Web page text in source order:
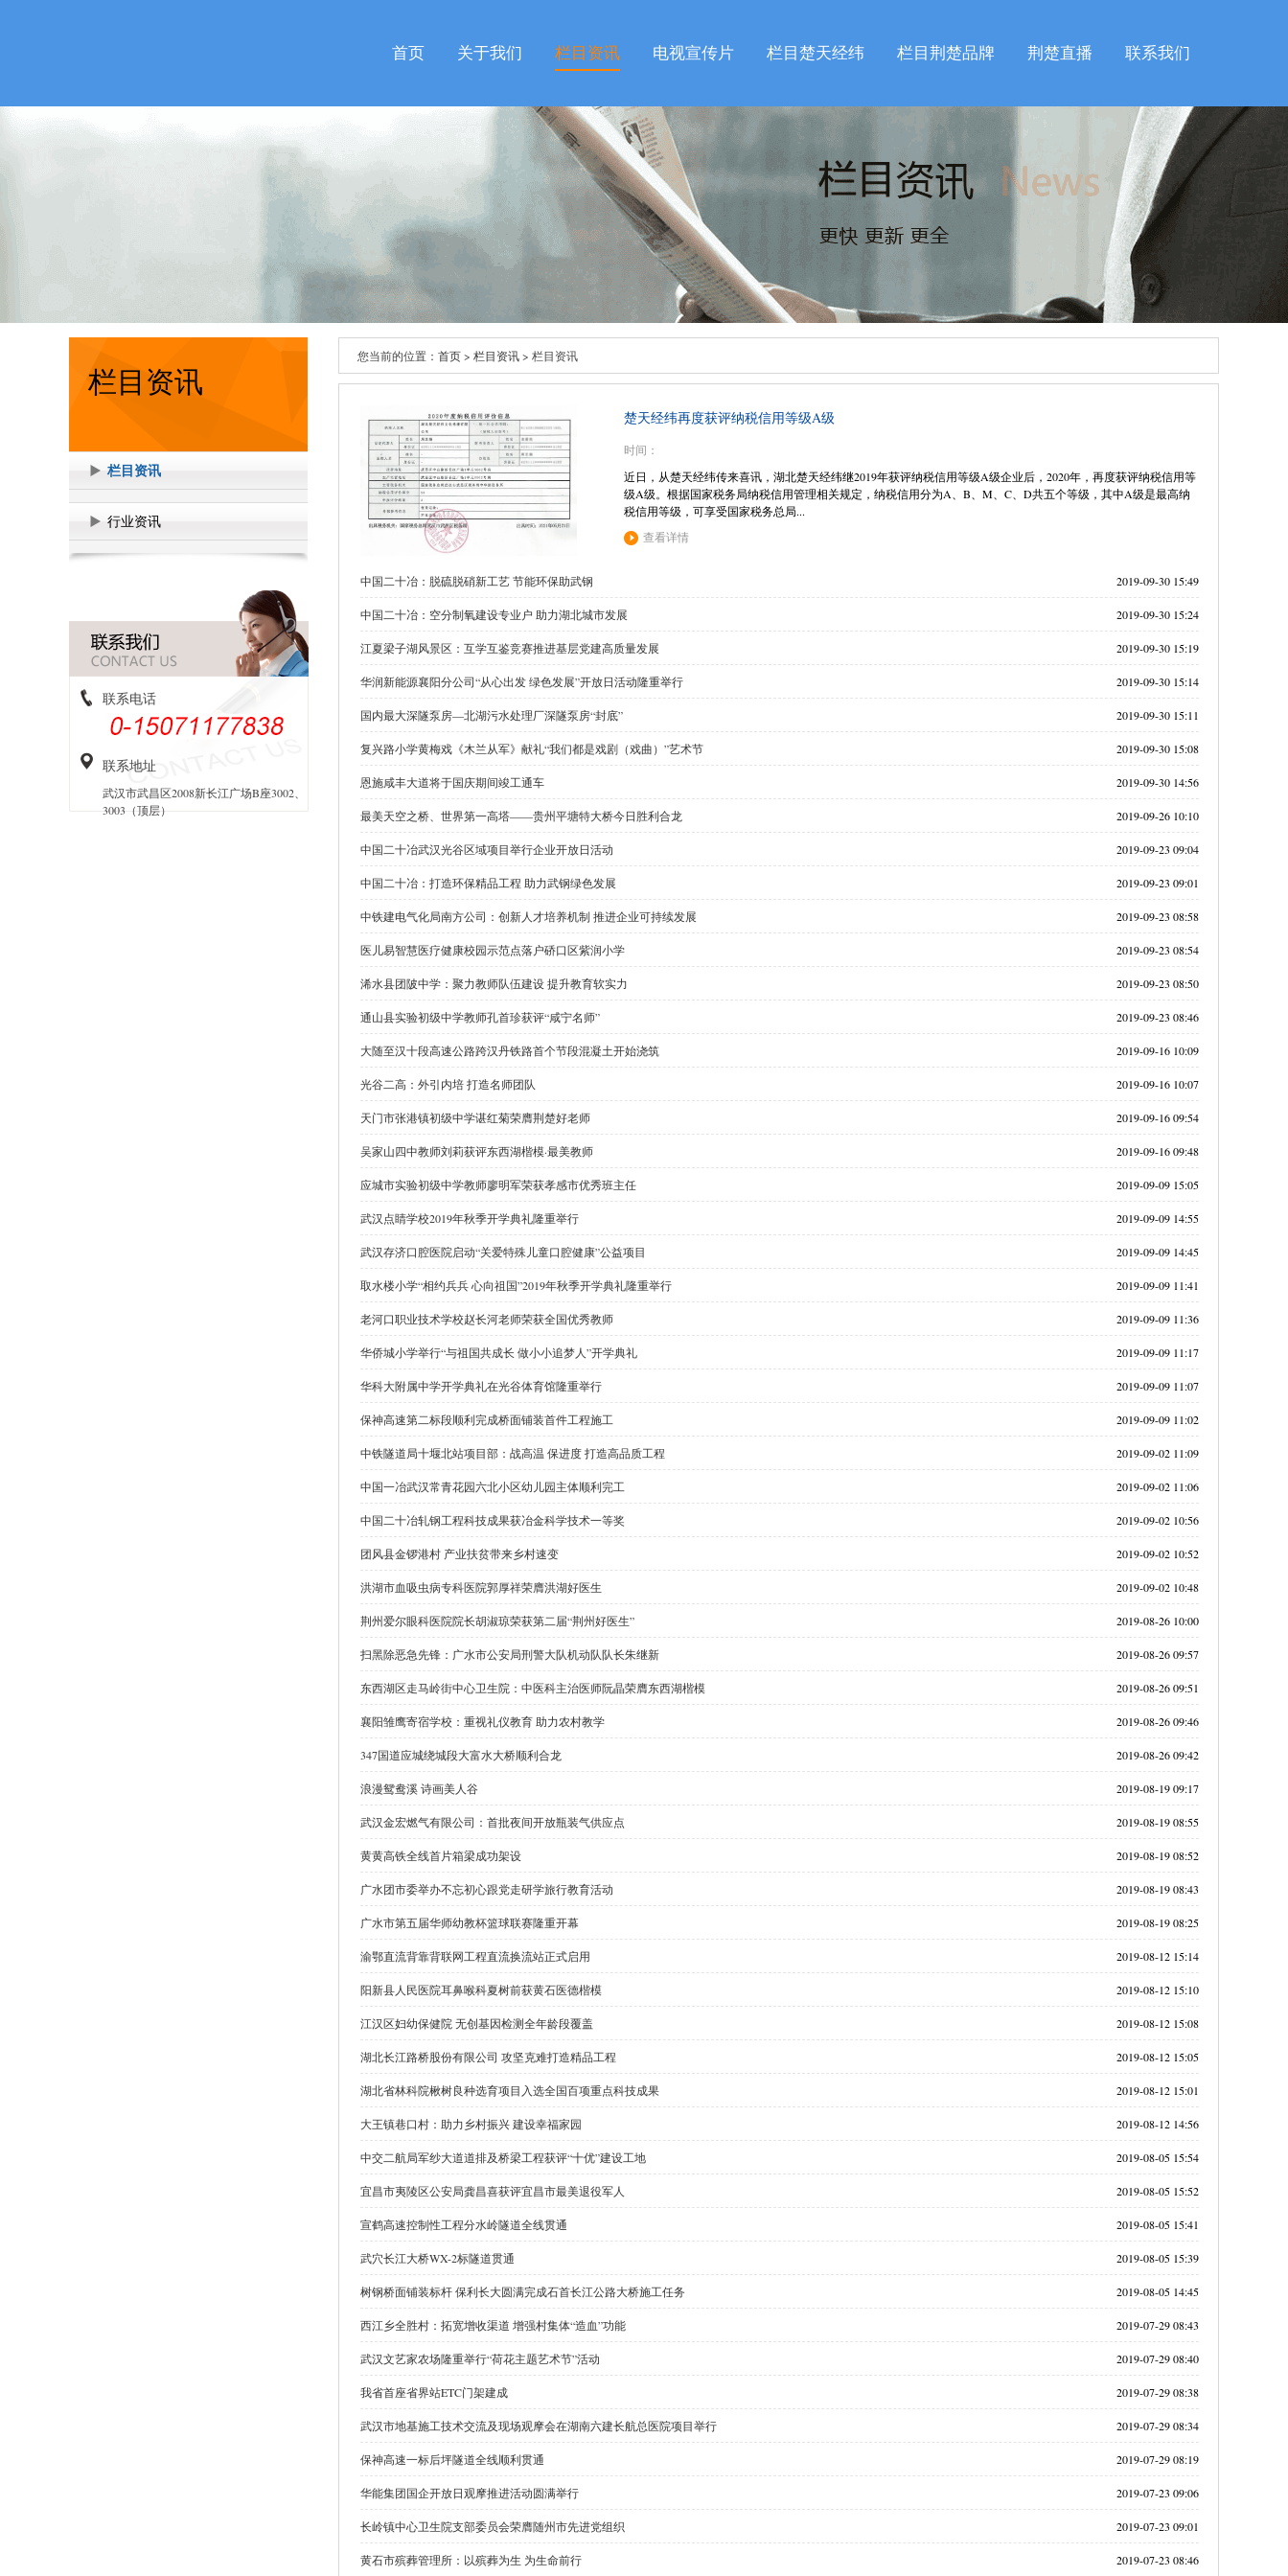
首页 关于我们 栏目资讯 电视宣传片 栏目楚天经纬 栏目荆楚品牌 荆楚直播 联系我们
栏目资讯
栏目资讯
行业资讯
联系电话
联系地址
武汉市武昌区2008新长江广场B座3002、
3003（顶层）
您当前的位置： 首页> 栏目资讯> 栏目资讯
楚天经纬再度获评纳税信用等级A级
时间：
近日，从楚天经纬传来喜讯，湖北楚天经纬继2019年获评纳税信用等级A级企业后，2020年，再度获评纳税信用等
级A级。根据国家税务局纳税信用管理相关规定，纳税信用分为A、B、M、C、D共五个等级，其中A级是最高纳
税信用等级，可享受国家税务总局...
查看详情
中国二十冶：脱硫脱硝新工艺 节能环保助武钢 2019-09-30 15:49
中国二十冶：空分制氧建设专业户 助力湖北城市发展 2019-09-30 15:24
江夏梁子湖风景区：互学互鉴竞赛推进基层党建高质量发展 2019-09-30 15:19
华润新能源襄阳分公司“从心出发 绿色发展”开放日活动隆重举行 2019-09-30 15:14
国内最大深隧泵房—北湖污水处理厂深隧泵房“封底” 2019-09-30 15:11
复兴路小学黄梅戏《木兰从军》献礼“我们都是戏剧（戏曲）”艺术节 2019-09-30 15:08
恩施咸丰大道将于国庆期间竣工通车 2019-09-30 14:56
最美天空之桥、世界第一高塔——贵州平塘特大桥今日胜利合龙 2019-09-26 10:10
中国二十冶武汉光谷区域项目举行企业开放日活动 2019-09-23 09:04
中国二十冶：打造环保精品工程 助力武钢绿色发展 2019-09-23 09:01
中铁建电气化局南方公司：创新人才培养机制 推进企业可持续发展 2019-09-23 08:58
医儿易智慧医疗健康校园示范点落户硚口区紫润小学 2019-09-23 08:54
浠水县团陂中学：聚力教师队伍建设 提升教育软实力 2019-09-23 08:50
通山县实验初级中学教师孔首珍获评“咸宁名师” 2019-09-23 08:46
大随至汉十段高速公路跨汉丹铁路首个节段混凝土开始浇筑 2019-09-16 10:09
光谷二高：外引内培 打造名师团队 2019-09-16 10:07
天门市张港镇初级中学谌红菊荣膺荆楚好老师 2019-09-16 09:54
吴家山四中教师刘莉获评东西湖楷模·最美教师 2019-09-16 09:48
应城市实验初级中学教师廖明军荣获孝感市优秀班主任 2019-09-09 15:05
武汉点睛学校2019年秋季开学典礼隆重举行 2019-09-09 14:55
武汉存济口腔医院启动“关爱特殊儿童口腔健康”公益项目 2019-09-09 14:45
取水楼小学“相约兵兵 心向祖国”2019年秋季开学典礼隆重举行 2019-09-09 11:41
老河口职业技术学校赵长河老师荣获全国优秀教师 2019-09-09 11:36
华侨城小学举行“与祖国共成长 做小小追梦人”开学典礼 2019-09-09 11:17
华科大附属中学开学典礼在光谷体育馆隆重举行 2019-09-09 11:07
保神高速第二标段顺利完成桥面铺装首件工程施工 2019-09-09 11:02
中铁隧道局十堰北站项目部：战高温 保进度 打造高品质工程 2019-09-02 11:09
中国一冶武汉常青花园六北小区幼儿园主体顺利完工 2019-09-02 11:06
中国二十冶轧钢工程科技成果获冶金科学技术一等奖 2019-09-02 10:56
团风县金锣港村 产业扶贫带来乡村速变 2019-09-02 10:52
洪湖市血吸虫病专科医院郭厚祥荣膺洪湖好医生 2019-09-02 10:48
荆州爱尔眼科医院院长胡淑琼荣获第二届“荆州好医生” 2019-08-26 10:00
扫黑除恶急先锋：广水市公安局刑警大队机动队队长朱继新 2019-08-26 09:57
东西湖区走马岭街中心卫生院：中医科主治医师阮晶荣膺东西湖楷模 2019-08-26 09:51
襄阳雏鹰寄宿学校：重视礼仪教育 助力农村教学 2019-08-26 09:46
347国道应城绕城段大富水大桥顺利合龙 2019-08-26 09:42
浪漫鸳鸯溪 诗画美人谷 2019-08-19 09:17
武汉金宏燃气有限公司：首批夜间开放瓶装气供应点 2019-08-19 08:55
黄黄高铁全线首片箱梁成功架设 2019-08-19 08:52
广水团市委举办不忘初心跟党走研学旅行教育活动 2019-08-19 08:43
广水市第五届华师幼教杯篮球联赛隆重开幕 2019-08-19 08:25
渝鄂直流背靠背联网工程直流换流站正式启用 2019-08-12 15:14
阳新县人民医院耳鼻喉科夏树前获黄石医德楷模 2019-08-12 15:10
江汉区妇幼保健院 无创基因检测全年龄段覆盖 2019-08-12 15:08
湖北长江路桥股份有限公司 攻坚克难打造精品工程 2019-08-12 15:05
湖北省林科院楸树良种选育项目入选全国百项重点科技成果 2019-08-12 15:01
大王镇巷口村：助力乡村振兴 建设幸福家园 2019-08-12 14:56
中交二航局军纱大道道排及桥梁工程获评“十优”建设工地 2019-08-05 15:54
宜昌市夷陵区公安局龚昌喜获评宜昌市最美退役军人 2019-08-05 15:52
宣鹤高速控制性工程分水岭隧道全线贯通 2019-08-05 15:41
武穴长江大桥WX-2标隧道贯通 2019-08-05 15:39
树钢桥面铺装标杆 保利长大圆满完成石首长江公路大桥施工任务 2019-08-05 14:45
西江乡全胜村：拓宽增收渠道 增强村集体“造血”功能 2019-07-29 08:43
武汉文艺家农场隆重举行“荷花主题艺术节”活动 2019-07-29 08:40
我省首座省界站ETC门架建成 2019-07-29 08:38
武汉市地基施工技术交流及现场观摩会在湖南六建长航总医院项目举行 2019-07-29 08:34
保神高速一标后坪隧道全线顺利贯通 2019-07-29 08:19
华能集团国企开放日观摩推进活动圆满举行 2019-07-23 09:06
长岭镇中心卫生院支部委员会荣膺随州市先进党组织 2019-07-23 09:01
黄石市殡葬管理所：以殡葬为生 为生命前行 2019-07-23 08:46